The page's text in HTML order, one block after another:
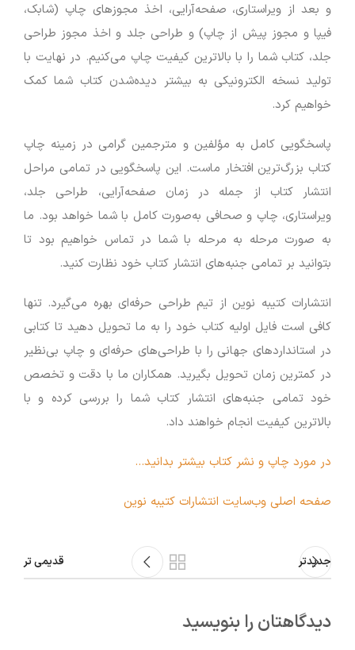
و بعد از ویراستاری، صفحه‌آرایی، اخذ مجوزهای چاپ (شابک،
فیپا و مجوز پیش از چاپ) و طراحی جلد و اخذ مجوز طراحی
جلد، کتاب شما را با بالاترین کیفیت چاپ می‌کنیم. در نهایت با
تولید نسخه الکترونیکی به بیشتر دیده‌شدن کتاب شما کمک
خواهیم کرد.
پاسخگویی کامل به مؤلفین و مترجمین گرامی در زمینه چاپ
کتاب بزرگ‌ترین افتخار ماست. این پاسخگویی در تمامی مراحل
انتشار کتاب از جمله در زمان صفحه‌آرایی، طراحی جلد،
ویراستاری، چاپ و صحافی به‌صورت کامل با شما خواهد بود. ما
به صورت مرحله به مرحله با شما در تماس خواهیم بود تا
بتوانید بر تمامی جنبه‌های انتشار کتاب خود نظارت کنید.
انتشارات کتیبه نوین از تیم طراحی حرفه‌ای بهره می‌گیرد. تنها
کافی است فایل اولیه کتاب خود را به ما تحویل دهید تا کتابی
در استانداردهای جهانی را با طراحی‌های حرفه‌ای و چاپ بی‌نظیر
در کمترین زمان تحویل بگیرید. همکاران ما با دقت و تخصص
خود تمامی جنبه‌های انتشار کتاب شما را بررسی کرده و با
بالاترین کیفیت انجام خواهند داد.
در مورد چاپ و نشر کتاب بیشتر بدانید…
صفحه اصلی وب‌سایت انتشارات کتیبه نوین
جدیدتر قدیمی تر
دیدگاهتان را بنویسید